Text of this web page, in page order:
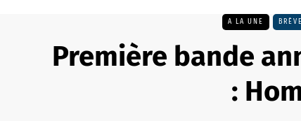
A LA UNE
Première bande
: